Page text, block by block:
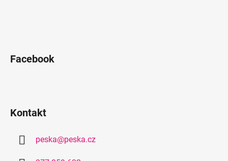
Facebook
Kontakt
peska@peska.cz